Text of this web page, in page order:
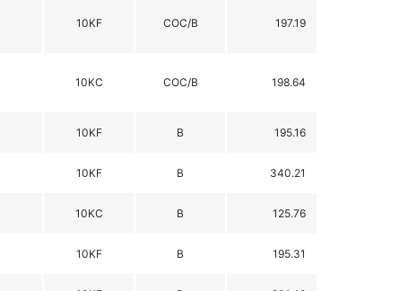
10KF COC/B 197.19
10KC COC/B 198.64
10KF B 195.16
10KF B 340.21
10KC B 125.76
10KF B 195.31